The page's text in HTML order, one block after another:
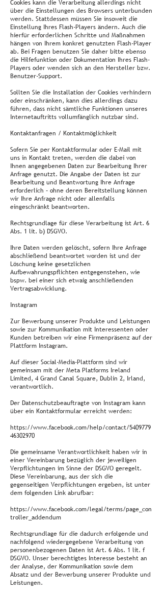
Cookies kann die Verarbeitung allerdings nicht
über die Einstellungen des Browsers unterbunden
werden. Stattdessen müssen Sie insoweit die
Einstellung Ihres Flash-Players ändern. Auch die
hierfür erforderlichen Schritte und Maßnahmen
hängen von Ihrem konkret genutzten Flash-Player
ab. Bei Fragen benutzen Sie daher bitte ebenso
die Hilfefunktion oder Dokumentation Ihres Flash-
Players oder wenden sich an den Hersteller bzw.
Benutzer-Support.
Sollten Sie die Installation der Cookies verhindern
oder einschränken, kann dies allerdings dazu
führen, dass nicht sämtliche Funktionen unseres
Internetauftritts vollumfänglich nutzbar sind.
Kontaktanfragen / Kontaktmöglichkeit
Sofern Sie per Kontaktformular oder E-Mail mit
uns in Kontakt treten, werden die dabei von
Ihnen angegebenen Daten zur Bearbeitung Ihrer
Anfrage genutzt. Die Angabe der Daten ist zur
Bearbeitung und Beantwortung Ihre Anfrage
erforderlich – ohne deren Bereitstellung können
wir Ihre Anfrage nicht oder allenfalls
eingeschränkt beantworten.
Rechtsgrundlage für diese Verarbeitung ist Art. 6
Abs. 1 lit. b) DSGVO.
Ihre Daten werden gelöscht, sofern Ihre Anfrage
abschließend beantwortet worden ist und der
Löschung keine gesetzlichen
Aufbewahrungspflichten entgegenstehen, wie
bspw. bei einer sich etwaig anschließenden
Vertragsabwicklung.
Instagram
Zur Bewerbung unserer Produkte und Leistungen
sowie zur Kommunikation mit Interessenten oder
Kunden betreiben wir eine Firmenpräsenz auf der
Plattform Instagram.
Auf dieser Social-Media-Plattform sind wir
gemeinsam mit der Meta Platforms Ireland
Limited, 4 Grand Canal Square, Dublin 2, Irland,
verantwortlich.
Der Datenschutzbeauftragte von Instagram kann
über ein Kontaktformular erreicht werden:
https://www.facebook.com/help/contact/5409779
46302970
Die gemeinsame Verantwortlichkeit haben wir in
einer Vereinbarung bezüglich der jeweiligen
Verpflichtungen im Sinne der DSGVO geregelt.
Diese Vereinbarung, aus der sich die
gegenseitigen Verpflichtungen ergeben, ist unter
dem folgenden Link abrufbar:
https://www.facebook.com/legal/terms/page_con
troller_addendum
Rechtsgrundlage für die dadurch erfolgende und
nachfolgend wiedergegebene Verarbeitung von
personenbezogenen Daten ist Art. 6 Abs. 1 lit. f
DSGVO. Unser berechtigtes Interesse besteht an
der Analyse, der Kommunikation sowie dem
Absatz und der Bewerbung unserer Produkte und
Leistungen.